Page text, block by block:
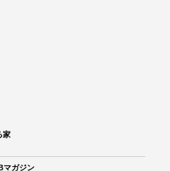
家
マガジン